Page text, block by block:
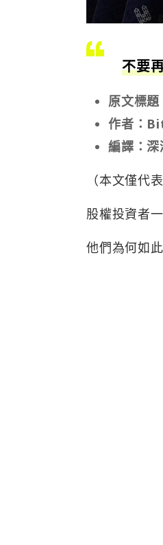
不要
原文標
作者：
編譯：
（本文僅代
股權投資者
他們為何如